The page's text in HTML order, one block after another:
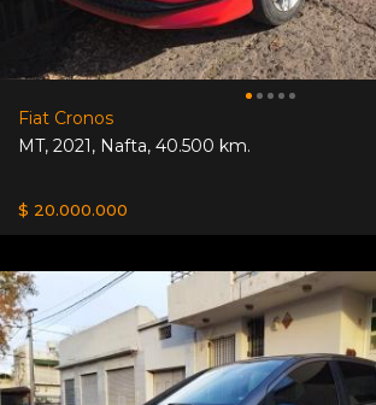
Fiat Cronos
MT, 2021, Nafta, 40.500 km.
$ 20.000.000